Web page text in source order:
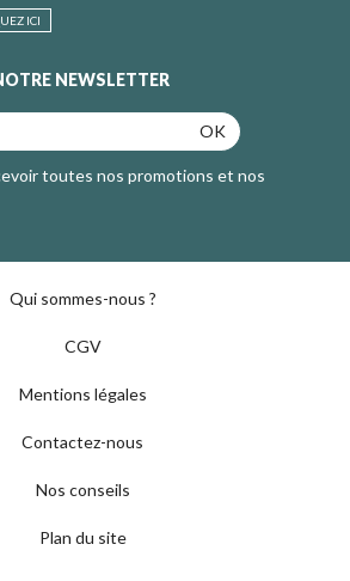
ICI
NEWSLETTER
OK
toutes nos promotions et nos
Qui sommes-nous ?
CGV
Mentions légales
Contactez-nous
Nos conseils
Plan du site